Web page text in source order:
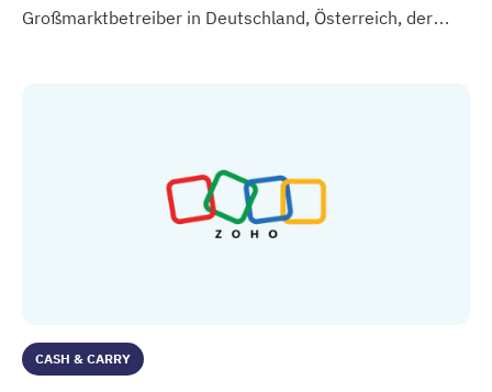
Großmarktbetreiber in Deutschland, Österreich, der
CASH & CARRY